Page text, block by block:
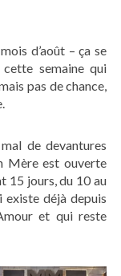
d’août – ça se
semaine qui
pas de chance,
de devantures
Mère est ouverte
15 jours, du 10 au
existe déjà depuis
et qui reste